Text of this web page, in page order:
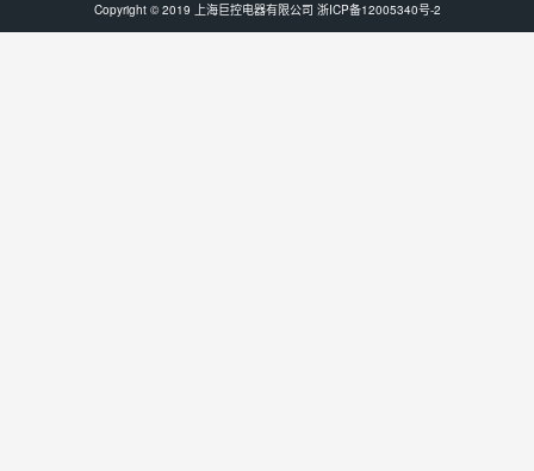
Copyright © 2019 上海巨控电器有限公司 浙ICP备12005340号-2